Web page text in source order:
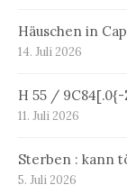
Häuschen in
14. Juli 2026
H 55 /
11. Juli 2026
Sterben : kann
5. Juli 2026